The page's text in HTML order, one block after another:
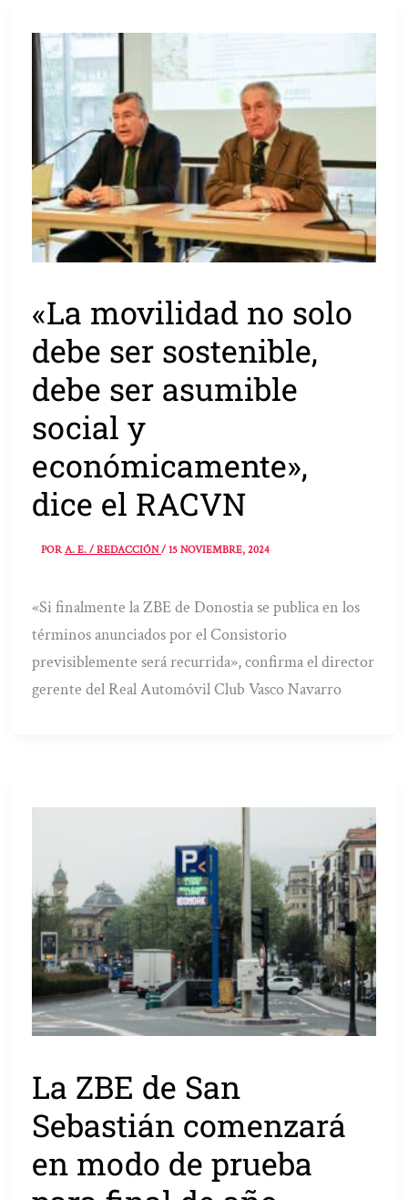
«La movilidad no solo
debe ser sostenible,
debe ser asumible
social y
económicamente»,
dice el RACVN
PORA. E. / REDACCIÓN/15 NOVIEMBRE, 2024
«Si finalmente la ZBE de Donostia se publica en los
términos anunciados por el Consistorio
previsiblemente será recurrida», confirma el director
gerente del Real Automóvil Club Vasco Navarro
La ZBE de San
Sebastián comenzará
en modo de prueba